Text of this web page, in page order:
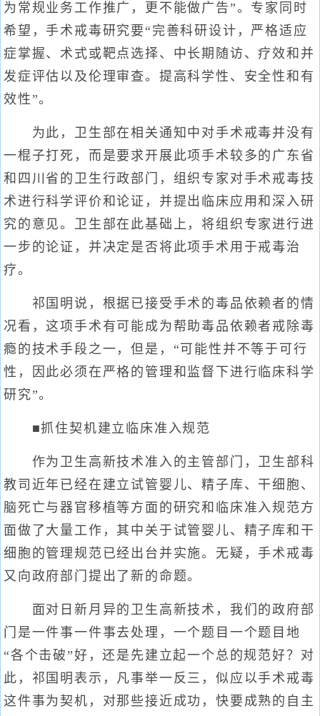
为常规业务工作推广，更不能做广告”。专家同时
希望，手术戒毒研究要“完善科研设计，严格适应
症掌握、术式或靶点选择、中长期随访、疗效和并
发症评估以及伦理审查。提高科学性、安全性和有
效性”。
为此，卫生部在相关通知中对手术戒毒并没有
一棍子打死，而是要求开展此项手术较多的广东省
和四川省的卫生行政部门，组织专家对手术戒毒技
术进行科学评价和论证，并提出临床应用和深入研
究的意见。卫生部在此基础上，将组织专家进行进
一步的论证，并决定是否将此项手术用于戒毒治
疗。
祁国明说，根据已接受手术的毒品依赖者的情
况看，这项手术有可能成为帮助毒品依赖者戒除毒
瘾的技术手段之一，但是，“可能性并不等于可行
性，因此必须在严格的管理和监督下进行临床科学
研究”。
■抓住契机建立临床准入规范
作为卫生高新技术准入的主管部门，卫生部科
教司近年已经在建立试管婴儿、精子库、干细胞、
脑死亡与器官移植等方面的研究和临床准入规范方
面做了大量工作，其中关于试管婴儿、精子库和干
细胞的管理规范已经出台并实施。无疑，手术戒毒
又向政府部门提出了新的命题。
面对日新月异的卫生高新技术，我们的政府部
门是一件事一件事去处理，一个题目一个题目地
“各个击破”好，还是先建立起一个总的规范好？对
此，祁国明表示，凡事举一反三，似应以手术戒毒
这件事为契机，对那些接近成功，快要成熟的自主